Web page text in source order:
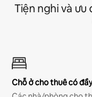
Tiện nghi và ưu
Chỗ ở cho thuê có